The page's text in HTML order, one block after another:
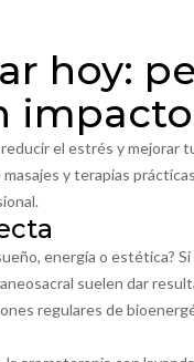
hoy:
impacto
el estrés y mejorar
y terapias
energía o estética?
suelen dar
regulares de